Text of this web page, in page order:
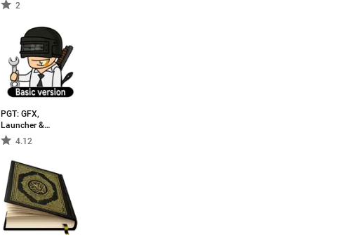
2
PGT: GFX,
Launcher &
Optimizer
4.12